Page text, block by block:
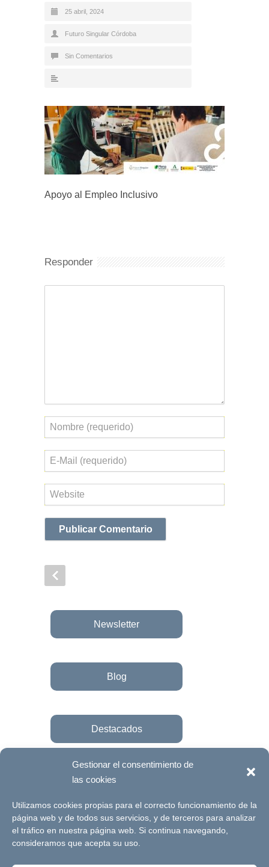
Gestionar el consentimiento de
las cookies
Utilizamos cookies propias para el correcto funcionamiento de la
página web y de todos sus servicios, y de terceros para analizar
el tráfico en nuestra página web. Si continua navegando,
consideramos que acepta su uso.
25 abril, 2024
Futuro Singular Córdoba
Sin Comentarios
Apoyo al Empleo Inclusivo
Responder
Nombre
Correo
electrónico
Web
Newsletter
Blog
Destacados
Únete a la fundación
© Futuro Singular Córdoba 2017. Web
desarrollada por